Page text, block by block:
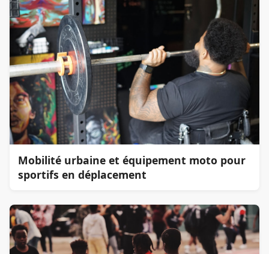
Mobilité urbaine et équipement moto pour
sportifs en déplacement